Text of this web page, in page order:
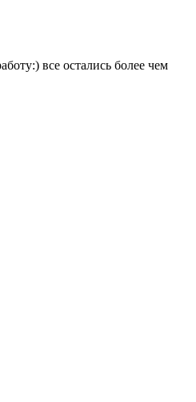
все остались более чем